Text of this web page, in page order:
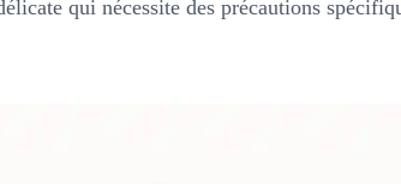
qui nécessite des précautions